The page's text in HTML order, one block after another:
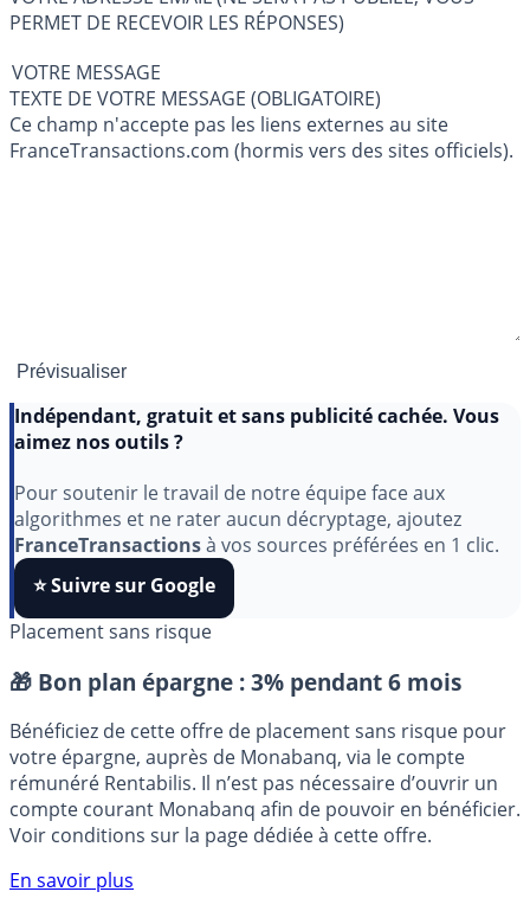
PERMET DE RECEVOIR LES RÉPONSES)
VOTRE MESSAGE
TEXTE DE VOTRE MESSAGE (OBLIGATOIRE)
Ce champ n'accepte pas les liens externes au site
FranceTransactions.com (hormis vers des sites officiels).
aimez nos outils ?
Pour soutenir le travail de notre équipe face aux
algorithmes et ne rater aucun décryptage, ajoutez
FranceTransactionsà vos sources préférées en 1 clic.
⭐️ Suivre sur Google
Placement sans risque
🎁 Bon plan épargne : 3% pendant 6 mois
Bénéficiez de cette offre de placement sans risque pour
votre épargne, auprès de Monabanq, via le compte
rémunéré Rentabilis. Il n’est pas nécessaire d’ouvrir un
Voir conditions sur la page dédiée à cette offre.